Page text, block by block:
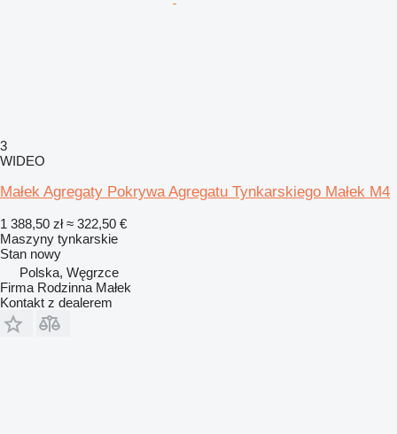
3
WIDEO
Małek Agregaty Pokrywa Agregatu Tynkarskiego Małek M4
1 388,50 zł ≈ 322,50 €
Maszyny tynkarskie
Stan nowy
Polska, Węgrzce
Firma Rodzinna Małek
Kontakt z dealerem